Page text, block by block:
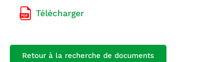
Télécharger
Retour à la recherche de documents